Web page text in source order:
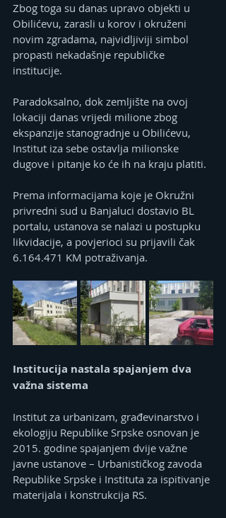
Zbog toga su danas upravo objekti u
Obilićevu, zarasli u korov i okruženi
novim zgradama, najvidljiviji simbol
propasti nekadašnje republičke
institucije.
Paradoksalno, dok zemljište na ovoj
lokaciji danas vrijedi milione zbog
ekspanzije stanogradnje u Obilićevu,
Institut iza sebe ostavlja milionske
dugove i pitanje ko će ih na kraju platiti.
Prema informacijama koje je Okružni
privredni sud u Banjaluci dostavio BL
portalu, ustanova se nalazi u postupku
likvidacije, a povjerioci su prijavili čak
6.164.471 KM potraživanja.
Institucija nastala spajanjem dva
važna sistema
Institut za urbanizam, građevinarstvo i
ekologiju Republike Srpske osnovan je
2015. godine spajanjem dvije važne
javne ustanove – Urbanističkog zavoda
Republike Srpske i Instituta za ispitivanje
materijala i konstrukcija RS.